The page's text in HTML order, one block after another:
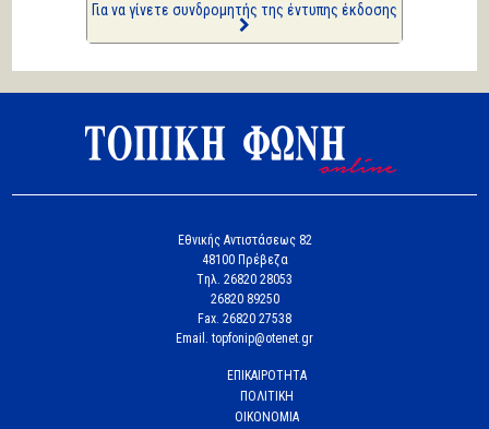
Για να γίνετε συνδρομητής της έντυπης έκδοσης
Εθνικής Αντιστάσεως 82
48100 Πρέβεζα
Tηλ. 26820 28053
26820 89250
Fax. 26820 27538
Email. topfonip@otenet.gr
ΕΠΙΚΑΙΡΟΤΗΤΑ
ΠΟΛΙΤΙΚΗ
ΟΙΚΟΝΟΜΙΑ